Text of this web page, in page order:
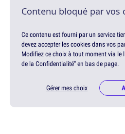
Contenu bloqué par vos
Ce contenu est fourni par un service
devez accepter les cookies dans vos
Modifiez ce choix à tout moment via le
de la Confidentialité" en bas de page.
Gérer mes choix